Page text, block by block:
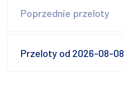
Poprzednie przeloty
Przeloty od 2026-08-08